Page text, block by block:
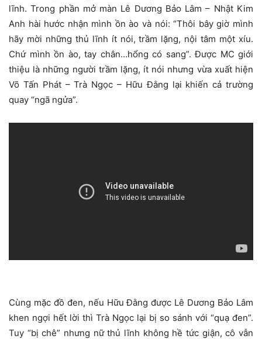
lĩnh. Trong phần mở màn Lê Dương Bảo Lâm – Nhật Kim
Anh hài hước nhận mình ồn ào và nói: “Thôi bây giờ mình
hãy mời những thủ lĩnh ít nói, trầm lặng, nội tâm một xíu.
Chứ mình ồn ào, tay chân…hổng có sang”. Được MC giới
thiệu là những người trầm lặng, ít nói nhưng vừa xuất hiện
Võ Tấn Phát – Trà Ngọc – Hữu Đằng lại khiến cả trường
quay “ngã ngửa”.
Cùng mặc đồ đen, nếu Hữu Đằng được Lê Dương Bảo Lâm
khen ngợi hết lời thì Trà Ngọc lại bị so sánh với “quạ đen”.
Tuy “bị chê” nhưng nữ thủ lĩnh không hề tức giận, cô vẫn